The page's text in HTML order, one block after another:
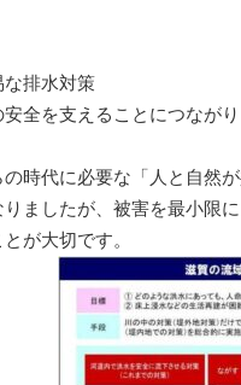
排水対策
全を支えることにつながり
時代に必要な「人と自然
ましたが、被害を最小限
が大切です。